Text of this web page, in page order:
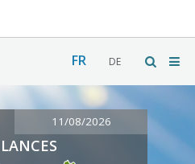
FR DE
11/08/2026